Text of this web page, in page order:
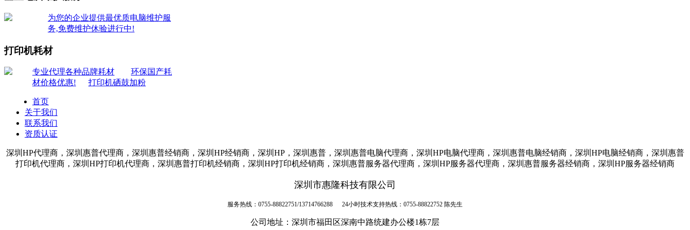
为您的企业提供最优质电脑维护服
务,免费维护休验进行中!
打印机耗材
专业代理各种品牌耗材
环保国产耗
材价格优惠!
打印机硒鼓加粉
首页
关于我们
联系我们
资质认证
深圳HP代理商，深圳惠普代理商，深圳惠普经销商，深圳HP经销商，深圳HP，深圳惠普，深圳惠普电脑代理商，深圳HP电脑代理商，深圳惠普电脑经销商，深圳HP电脑经销商，深圳惠普
打印机代理商，深圳HP打印机代理商，深圳惠普打印机经销商，深圳HP打印机经销商，深圳惠普服务器代理商，深圳HP服务器代理商，深圳惠普服务器经销商，深圳HP服务器经销商
深圳市惠隆科技有限公司
服务热线：0755-88822751/13714766288 24小时技术支持热线：0755-88822752 陈先生
公司地址：深圳市福田区深南中路统建办公楼1栋7层